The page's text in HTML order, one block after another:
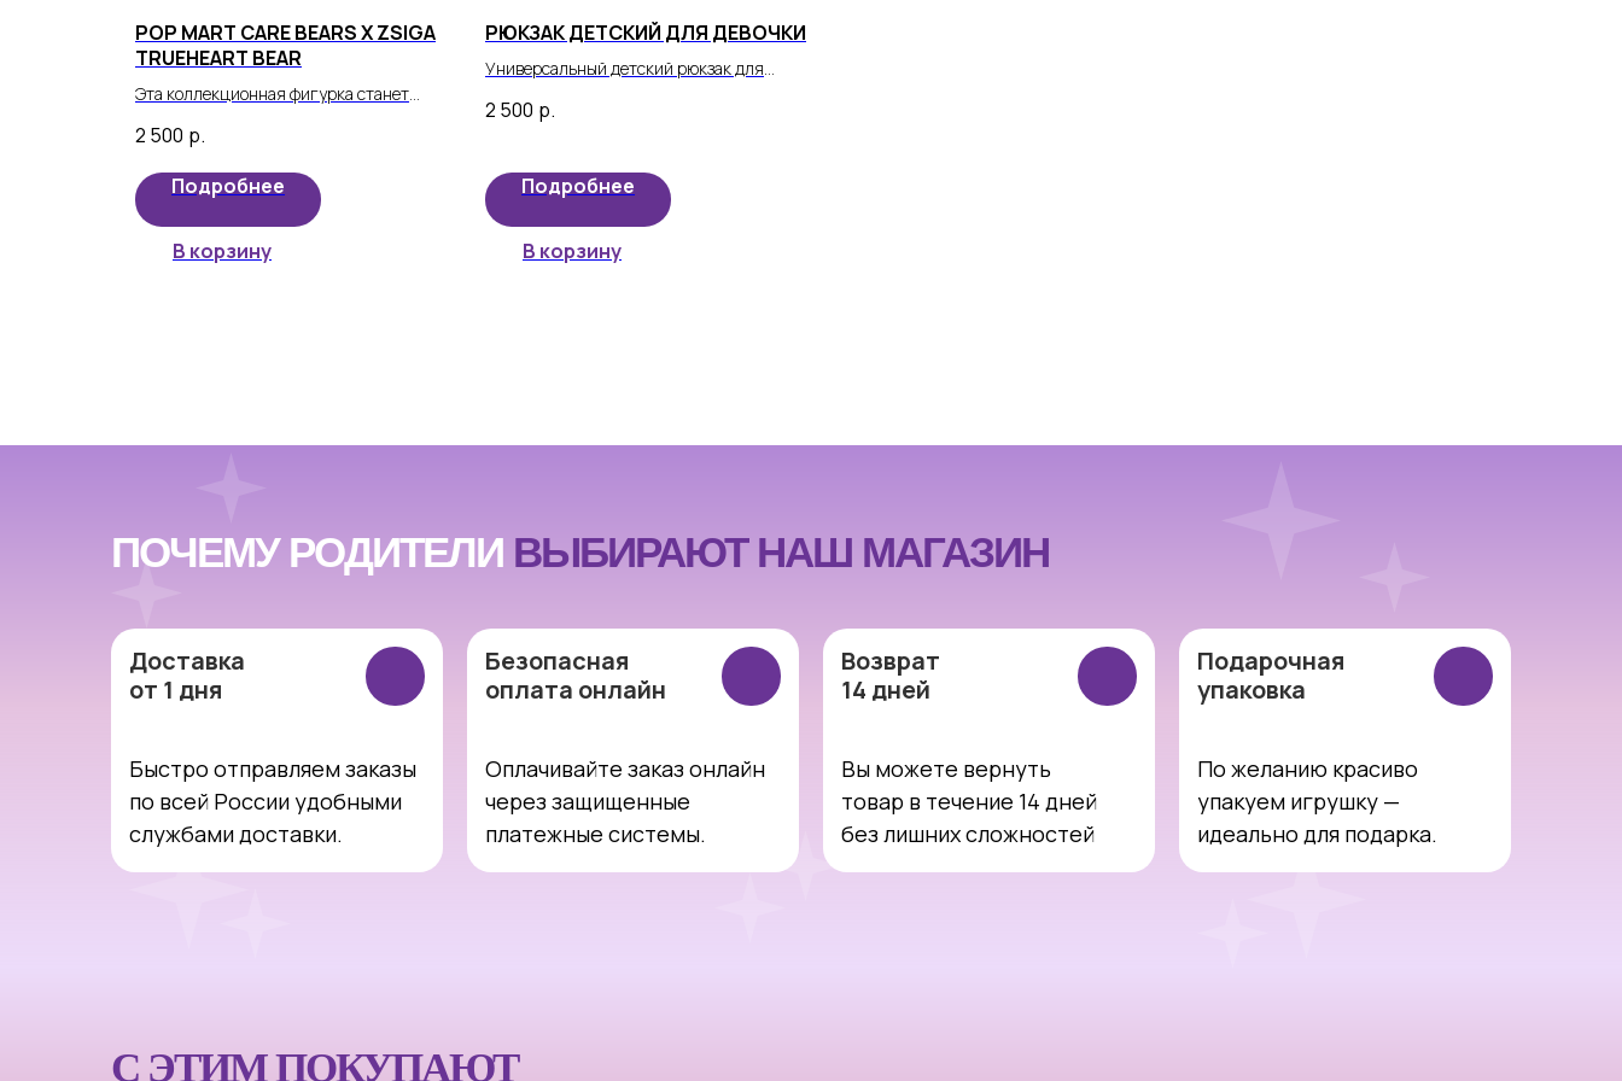
POP MART CARE BEARS X ZSIGA
TRUEHEART BEAR
Эта коллекционная фигурка станет
поклонника Care Bears! Откройте для
себя милого медвежонка Trueheart Bear,
который подарит радость и вдохновение.
2 500 р.
Подробнее
В корзину
РЮКЗАК ДЕТСКИЙ ДЛЯ ДЕВОЧКИ
Универсальный детский рюкзак для
приобретением, которое идеально
2 500 р.
Подробнее
В корзину
Подарочная
упаковка
Возврат
14 дней
Безопасная
оплата онлайн
Доставка
от 1 дня
По желанию красиво
упакуем игрушку —
идеально для подарка.
Вы можете вернуть
товар в течение 14 дней
без лишних сложностей
Оплачивайте заказ онлайн
через защищенные
платежные системы.
Быстро отправляем заказы
по всей России удобными
службами доставки.
ПОЧЕМУ РОДИТЕЛИ ВЫБИРАЮТ НАШ МАГАЗИН
С ЭТИМ ПОКУПАЮТ